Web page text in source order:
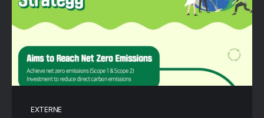
EXTERNE